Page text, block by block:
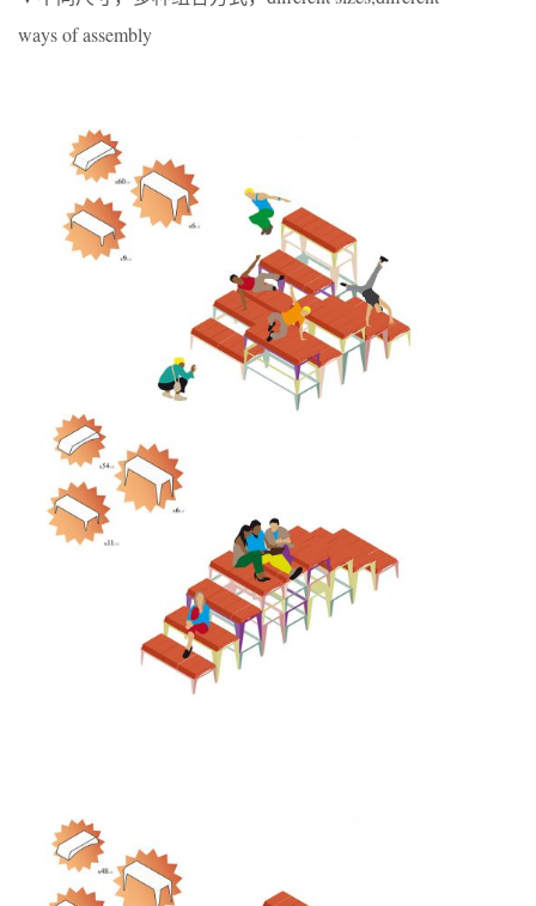
ways of assembly